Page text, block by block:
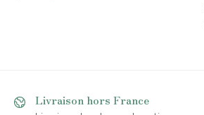
Livraison hors France